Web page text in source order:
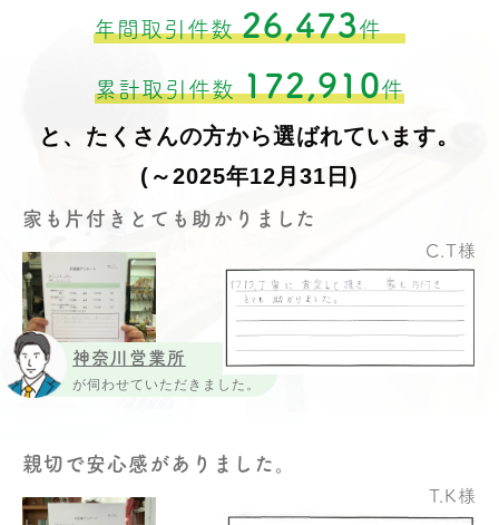
年間取引件数26,473件
累計取引件数172,910件
と、たくさんの方から選ばれています。
(～2025年12月31日)
神奈川営業所
が伺わせていただきました。
家も片付きとても助かりました
C.T様
親切で安心感がありました。
T.K様